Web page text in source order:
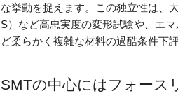
な挙動を捉えます。この独立性は、
S）など高忠実度の変形試験や、エ
ど柔らかく複雑な材料の過酷条件下
SMTの中心にはフォース